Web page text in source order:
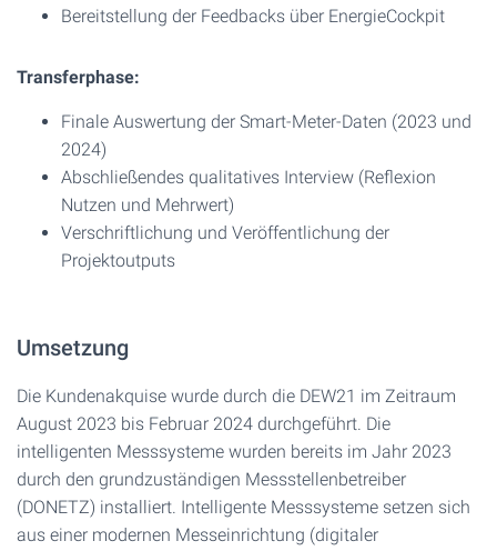
Bereitstellung der Feedbacks über EnergieCockpit
Transferphase:
Finale Auswertung der Smart-Meter-Daten (2023 und
2024)
Abschließendes qualitatives Interview (Reflexion
Nutzen und Mehrwert)
Verschriftlichung und Veröffentlichung der
Projektoutputs
Umsetzung
Die Kundenakquise wurde durch die DEW21 im Zeitraum
August 2023 bis Februar 2024 durchgeführt. Die
intelligenten Messsysteme wurden bereits im Jahr 2023
durch den grundzuständigen Messstellenbetreiber
(DONETZ) installiert. Intelligente Messsysteme setzen sich
aus einer modernen Messeinrichtung (digitaler